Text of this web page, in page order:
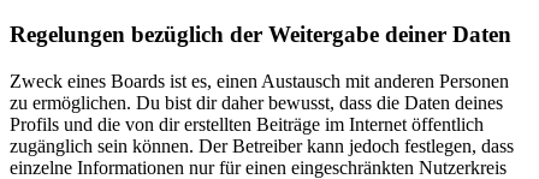
Regelungen bezüglich der Weitergabe deiner Daten
Zweck eines Boards ist es, einen Austausch mit anderen Personen
zu ermöglichen. Du bist dir daher bewusst, dass die Daten deines
Profils und die von dir erstellten Beiträge im Internet öffentlich
zugänglich sein können. Der Betreiber kann jedoch festlegen, dass
einzelne Informationen nur für einen eingeschränkten Nutzerkreis